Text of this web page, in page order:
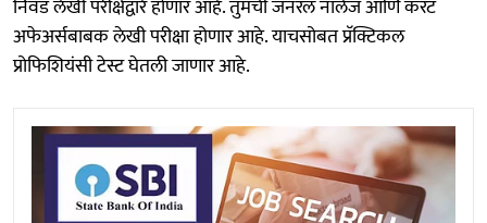
निवड लेखी परीक्षेद्वारे होणार आहे. तुमची जनरल नॉलेज आणि करंट
अफेअर्सबाबक लेखी परीक्षा होणार आहे. याचसोबत प्रॅक्टिकल
प्रोफिशियंसी टेस्ट घेतली जाणार आहे.